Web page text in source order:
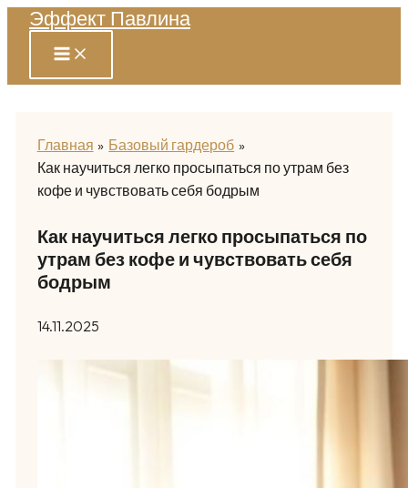
Перейти
содержимому
Эффект Павлина
Главная
Базовый гардероб
Как научиться легко просыпаться по утрам без
кофе и чувствовать себя бодрым
Как научиться легко просыпаться по
утрам без кофе и чувствовать себя
бодрым
14.11.2025